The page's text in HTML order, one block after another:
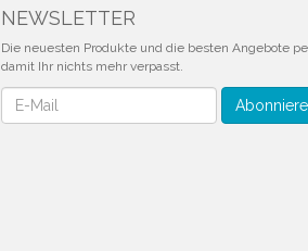
NEWSLETTER
Die neuesten Produkte und die besten Angebote
damit Ihr nichts mehr verpasst.
Newsletter